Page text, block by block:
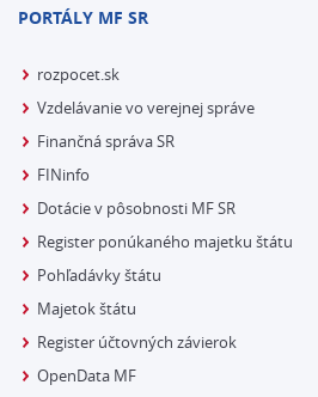
PORTÁLY MF SR
rozpocet.sk
Vzdelávanie vo verejnej správe
Finančná správa SR
FINinfo
Dotácie v pôsobnosti MF SR
Register ponúkaného majetku štátu
Pohľadávky štátu
Majetok štátu
Register účtovných závierok
OpenData MF